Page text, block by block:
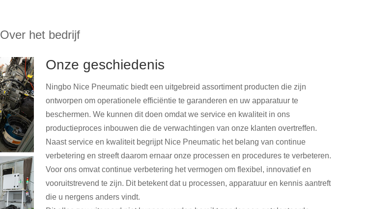
Over het bedrijf
Onze geschiedenis
Ningbo Nice Pneumatic biedt een uitgebreid assortiment producten die zijn
ontworpen om operationele efficiëntie te garanderen en uw apparatuur te
beschermen. We kunnen dit doen omdat we service en kwaliteit in ons
productieproces inbouwen die de verwachtingen van onze klanten overtreffen.
Naast service en kwaliteit begrijpt Nice Pneumatic het belang van continue
verbetering en streeft daarom ernaar onze processen en procedures te verbeteren.
Voor ons omvat continue verbetering het vermogen om flexibel, innovatief en
vooruitstrevend te zijn. Dit betekent dat u processen, apparatuur en kennis aantreft
die u nergens anders vindt.